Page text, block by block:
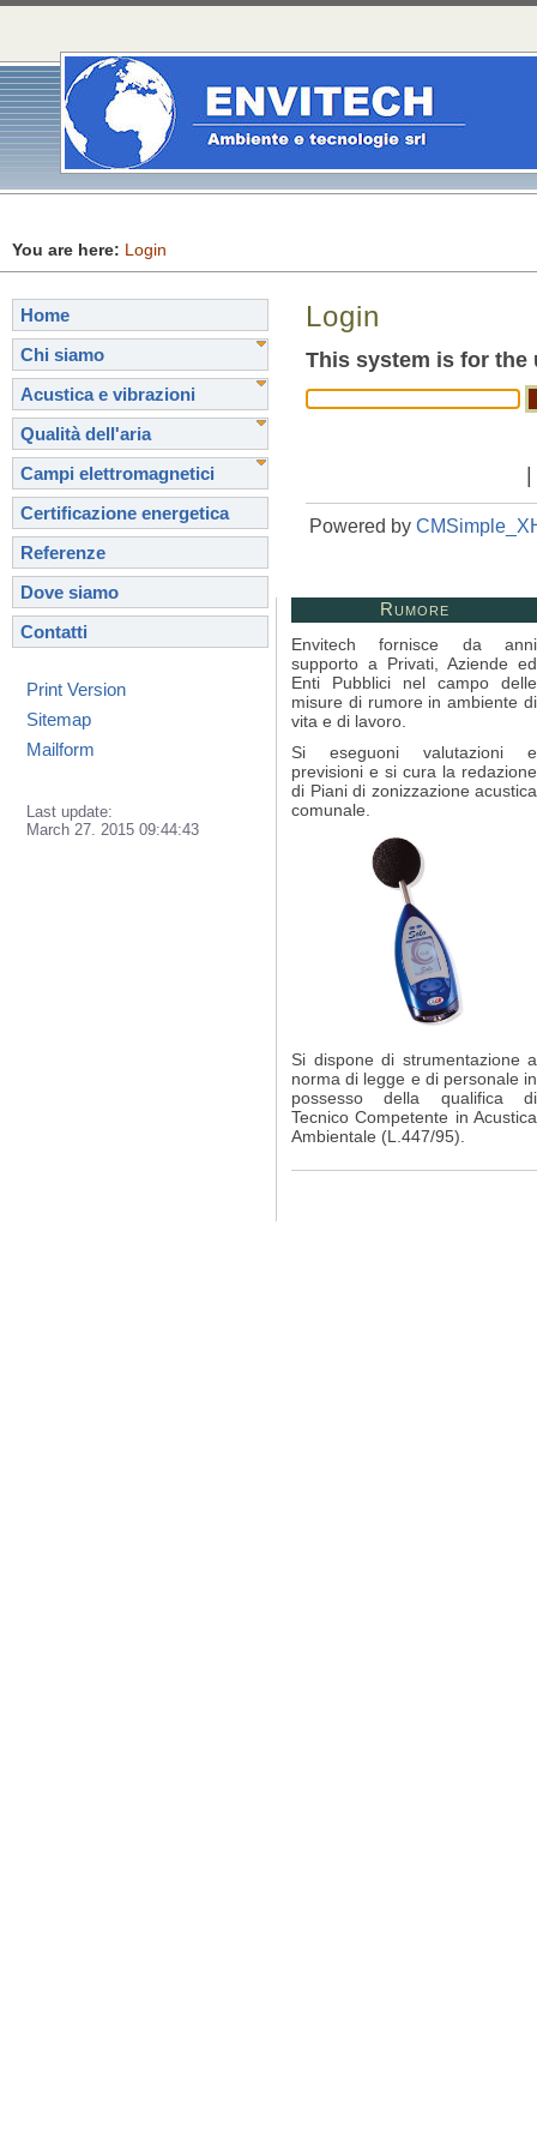
You are here: Login
Home
Chi siamo
Acustica e vibrazioni
Qualità dell'aria
Campi elettromagnetici
Certificazione energetica
Referenze
Dove siamo
Contatti
Print Version
Sitemap
Mailform
Last update:
March 27. 2015 09:44:43
Login
This system is for the
Powered by
Rumore
Envitech fornisce da anni
supporto a Privati, Aziende ed
Enti Pubblici nel campo delle
misure di rumore in ambiente di
vita e di lavoro.
Si eseguoni valutazioni e
previsioni e si cura la redazione
di Piani di zonizzazione acustica
comunale.
Si dispone di strumentazione a
norma di legge e di personale in
possesso della qualifica di
Tecnico Competente in Acustica
Ambientale (L.447/95).